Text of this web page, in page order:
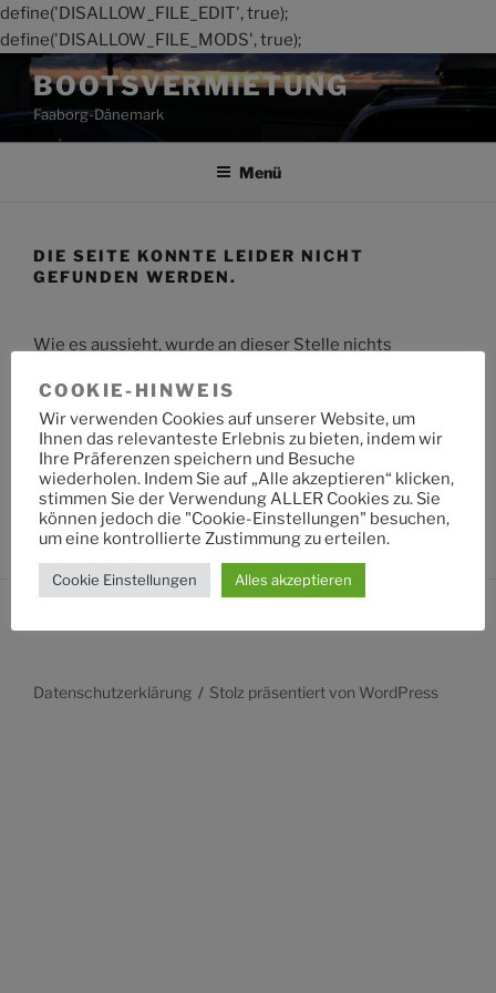
define('DISALLOW_FILE_EDIT', true);
define('DISALLOW_FILE_MODS', true);
Zum
Inhalt
springen
BOOTSVERMIETUNG
Faaborg-Dänemark
Menü
DIE SEITE KONNTE LEIDER NICHT
GEFUNDEN WERDEN.
Wie es aussieht, wurde an dieser Stelle nichts
Suche
nach:
Datenschutzerklärung Stolz präsentiert von WordPress
COOKIE-HINWEIS
Wir verwenden Cookies auf unserer Website, um
Ihnen das relevanteste Erlebnis zu bieten, indem wir
Ihre Präferenzen speichern und Besuche
wiederholen. Indem Sie auf „Alle akzeptieren“ klicken,
stimmen Sie der Verwendung ALLER Cookies zu. Sie
können jedoch die "Cookie-Einstellungen" besuchen,
um eine kontrollierte Zustimmung zu erteilen.
Cookie Einstellungen Alles akzeptieren